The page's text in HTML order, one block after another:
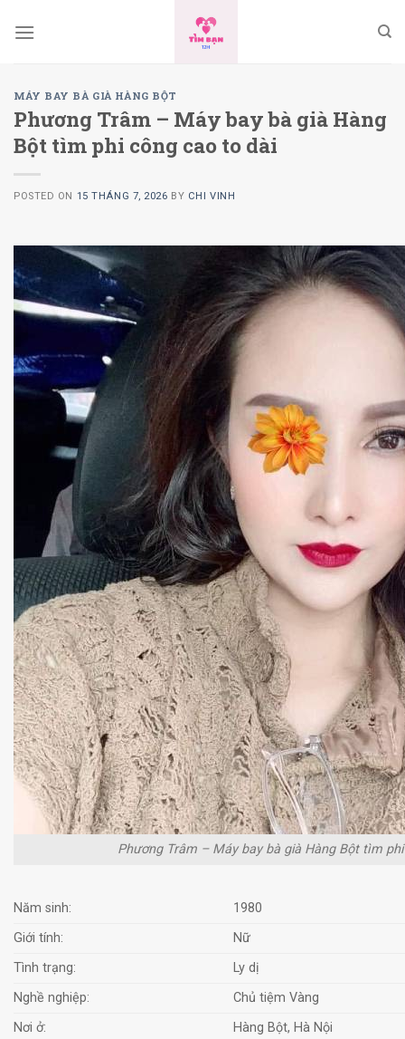
MÁY BAY BÀ GIÀ HÀNG BỘT
Phương Trâm – Máy bay bà già Hàng
Bột tìm phi công cao to dài
POSTED ON 15 THÁNG 7, 2026 BY CHI VINH
Phương Trâm – Máy bay bà già Hàng Bột tìm
Năm sinh:
1980
Giới tính:
Nữ
Tình trạng:
Ly dị
Nghề nghiệp:
Chủ tiệm Vàng
Nơi ở:
Hàng Bột, Hà Nội